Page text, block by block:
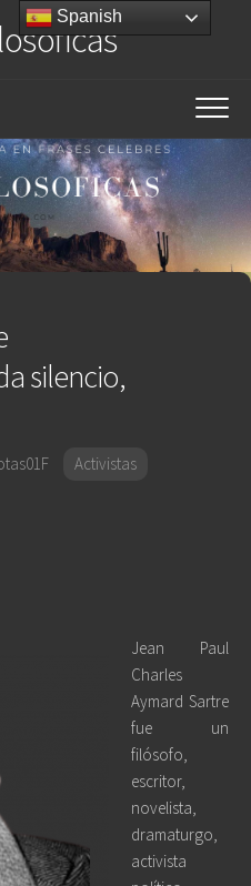
silencio,
Activistas
Jean Paul
Charles
Aymard Sartre
fue un
filósofo,
escritor,
novelista,
dramaturgo,
activista
Spanish